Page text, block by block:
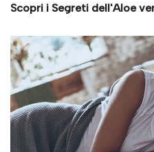
Scopri i Segreti dell'Aloe